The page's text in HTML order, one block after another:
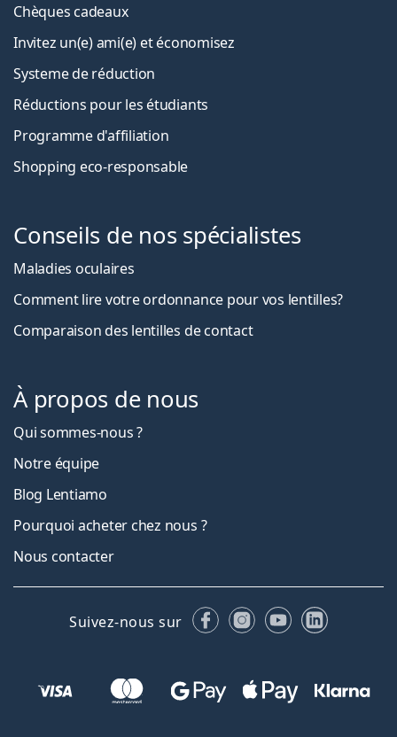
Chèques cadeaux
Invitez un(e) ami(e) et économisez
Systeme de réduction
Réductions pour les étudiants
Programme d'affiliation
Shopping eco-responsable
Conseils de nos spécialistes
Maladies oculaires
Comment lire votre ordonnance pour vos lentilles?
Comparaison des lentilles de contact
À propos de nous
Qui sommes-nous ?
Notre équipe
Blog Lentiamo
Pourquoi acheter chez nous ?
Nous contacter
Suivez-nous sur FacebookInstagram
YouTubeLinkedIn